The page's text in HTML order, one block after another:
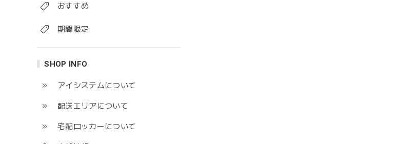
おすすめ
期間限定
SHOP INFO
アイシステムについて
配送エリアについて
宅配ロッカーについて